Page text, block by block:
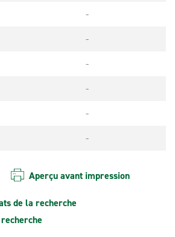
-
-
-
-
-
-
Aperçu avant impression
de la recherche